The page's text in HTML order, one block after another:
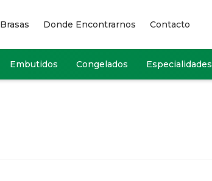
Embutidos Congelados Especialidades
Brasas Donde Encontrarnos Contacto